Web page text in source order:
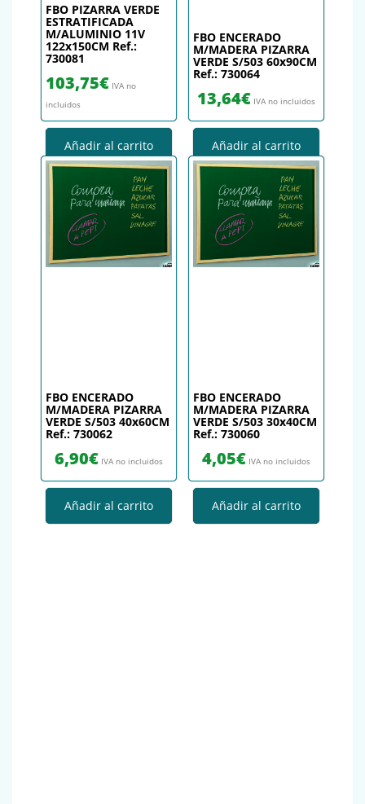
FBO PIZARRA VERDE
ESTRATIFICADA
M/ALUMINIO 11V
122x150CM Ref.:
730081
103,75€ IVA no
incluidos
Añadir al carrito
FBO ENCERADO
M/MADERA PIZARRA
VERDE S/503 60x90CM
Ref.: 730064
13,64€ IVA no incluidos
Añadir al carrito
FBO ENCERADO
M/MADERA PIZARRA
VERDE S/503 40x60CM
Ref.: 730062
6,90€ IVA no incluidos
Añadir al carrito
FBO ENCERADO
M/MADERA PIZARRA
VERDE S/503 30x40CM
Ref.: 730060
4,05€ IVA no incluidos
Añadir al carrito